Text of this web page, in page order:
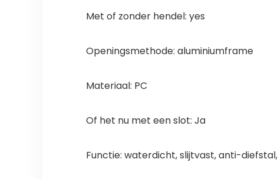
Met of zonder hendel: yes
Openingsmethode: aluminiumframe
Materiaal: PC
Of het nu met een slot: Ja
Functie: waterdicht, slijtvast, anti-